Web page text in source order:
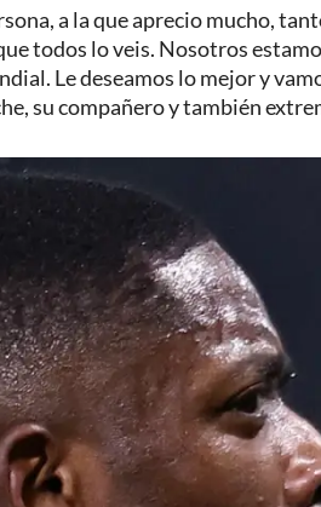
a la que aprecio mucho,
todos lo veis. Nosotros
Le deseamos lo mejor y
su compañero y también